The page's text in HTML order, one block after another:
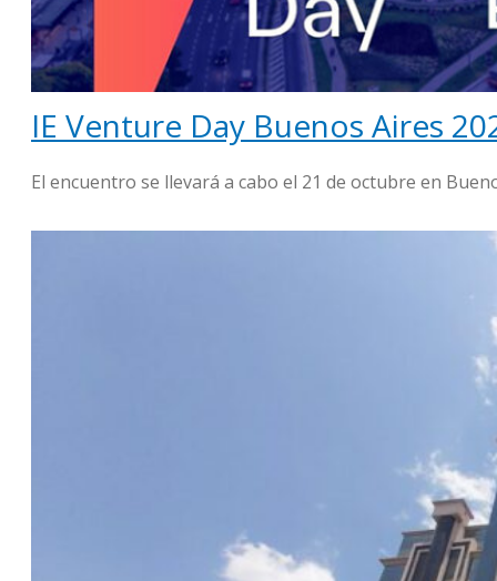
IE Venture Day Buenos Aires
El encuentro se llevará a cabo el 21 de octubre en